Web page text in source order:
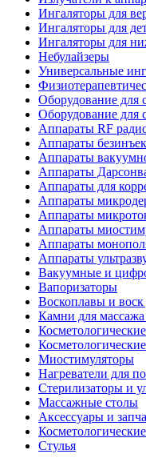
Ингаляторы для
Ингаляторы для
Ингаляторы для
Небулайзеры
Универсальные
Оборудование для
Оборудование для
Аппараты RF
Аппараты
Аппараты
Аппараты
Аппараты для
Аппараты
Аппараты
Аппараты
Аппараты
Аппараты
Вакуумные и
Вапоризаторы
Воскоплавы и
Камни для массажа
Миостимуляторы
Нагреватели для
Стерилизаторы и
Массажные столы
Аксессуары и
Стулья